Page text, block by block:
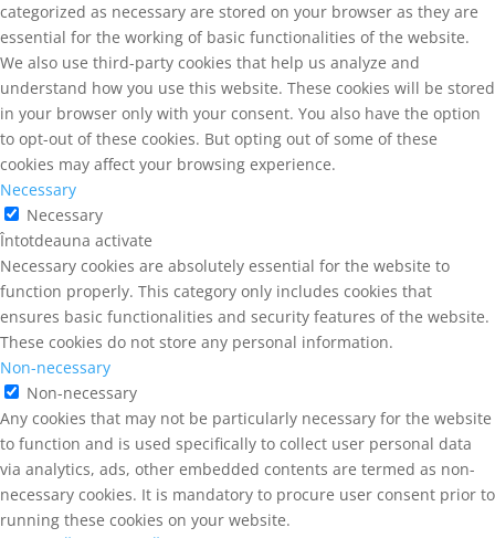
categorized as necessary are stored on your browser as they are
essential for the working of basic functionalities of the website.
We also use third-party cookies that help us analyze and
understand how you use this website. These cookies will be stored
in your browser only with your consent. You also have the option
to opt-out of these cookies. But opting out of some of these
cookies may affect your browsing experience.
Necessary
Necessary
Întotdeauna activate
Necessary cookies are absolutely essential for the website to
function properly. This category only includes cookies that
ensures basic functionalities and security features of the website.
These cookies do not store any personal information.
Non-necessary
Non-necessary
Any cookies that may not be particularly necessary for the website
to function and is used specifically to collect user personal data
via analytics, ads, other embedded contents are termed as non-
necessary cookies. It is mandatory to procure user consent prior to
running these cookies on your website.